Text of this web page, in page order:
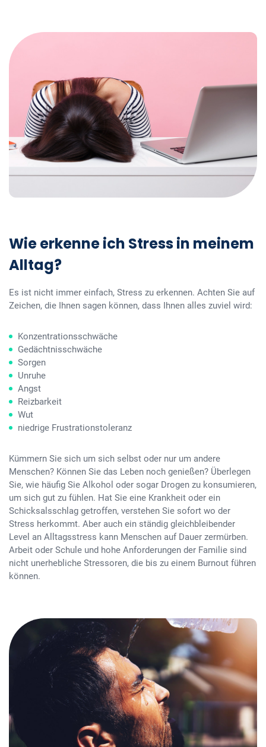
Wie erkenne ich Stress in meinem
Alltag?
Es ist nicht immer einfach, Stress zu erkennen. Achten Sie auf
Zeichen, die Ihnen sagen können, dass Ihnen alles zuviel wird:
Konzentrationsschwäche
Gedächtnisschwäche
Sorgen
Unruhe
Angst
Reizbarkeit
Wut
niedrige Frustrationstoleranz
Kümmern Sie sich um sich selbst oder nur um andere
Menschen? Können Sie das Leben noch genießen? Überlegen
Sie, wie häufig Sie Alkohol oder sogar Drogen zu konsumieren,
um sich gut zu fühlen. Hat Sie eine Krankheit oder ein
Schicksalsschlag getroffen, verstehen Sie sofort wo der
Stress herkommt. Aber auch ein ständig gleichbleibender
Level an Alltagsstress kann Menschen auf Dauer zermürben.
Arbeit oder Schule und hohe Anforderungen der Familie sind
nicht unerhebliche Stressoren, die bis zu einem Burnout führen
können.